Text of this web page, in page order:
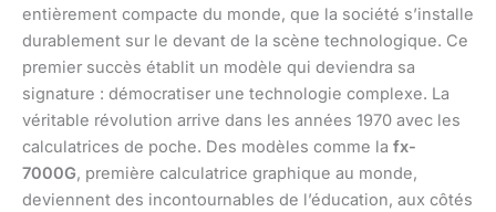
entièrement compacte du monde, que la société s’installe
durablement sur le devant de la scène technologique. Ce
premier succès établit un modèle qui deviendra sa
signature : démocratiser une technologie complexe. La
véritable révolution arrive dans les années 1970 avec les
calculatrices de poche. Des modèles comme la fx-
7000G, première calculatrice graphique au monde,
deviennent des incontournables de l’éducation, aux côtés